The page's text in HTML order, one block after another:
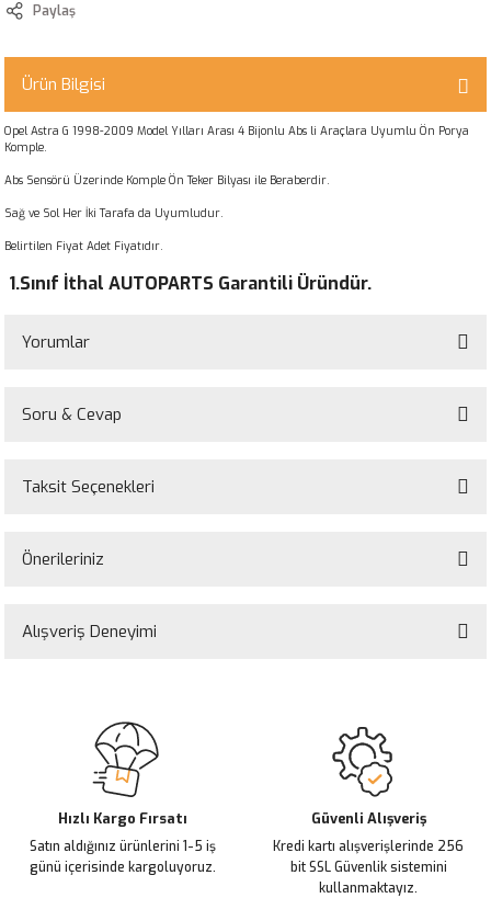
Paylaş
Ürün Bilgisi
Opel Astra G 1998-2009 Model Yılları Arası 4 Bijonlu Abs li Araçlara Uyumlu Ön Porya
Komple.
Abs Sensörü Üzerinde Komple Ön Teker Bilyası ile Beraberdir.
Sağ ve Sol Her İki Tarafa da Uyumludur.
Belirtilen Fiyat Adet Fiyatıdır.
1.Sınıf İthal AUTOPARTS Garantili Üründür.
Yorumlar
Soru & Cevap
Ürün hakkında henüz soru sorulmamış.
Taksit Seçenekleri
Önerileriniz
yetersiz gördüğünüz noktaları öneri formunu kullanarak tarafımıza
Ürün resmi kalitesiz, bozuk veya görüntülenemiyor.
Ürün açıklamasında eksik bilgiler bulunuyor.
Ürün bilgilerinde hatalar bulunuyor.
Ürün fiyatı diğer sitelerden daha pahalı.
Bu ürüne benzer farklı alternatifler olmalı.
Alışveriş Deneyimi
Hızlı Kargo Fırsatı
Satın aldığınız ürünlerini 1-5 iş
günü içerisinde kargoluyoruz.
Güvenli Alışveriş
Kredi kartı alışverişlerinde 256
bit SSL Güvenlik sistemini
kullanmaktayız.